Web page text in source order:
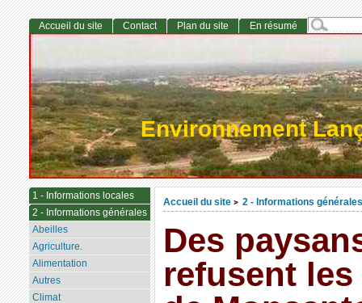
Environnement
Accueil du site > 2 - Informations générales
Des
refusent
Accueil du site Contact Plan du site En résumé
1 - Informations locales
2 - Informations générales
Abeilles
Agriculture.
Alimentation
Autres
Climat